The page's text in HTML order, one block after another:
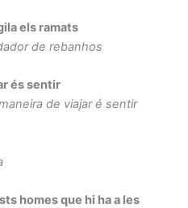
els ramats
de rebanhos
és sentir
de viajar é sentir
homes que hi ha a les